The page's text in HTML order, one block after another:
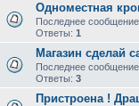
Одноместная
Последнее сообщение
Ответы: 1
Магазин сделай
Последнее сообщение
Ответы: 3
Пристроена !